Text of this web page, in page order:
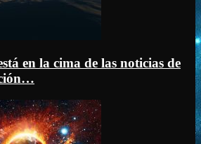
en la cima de las noticias de